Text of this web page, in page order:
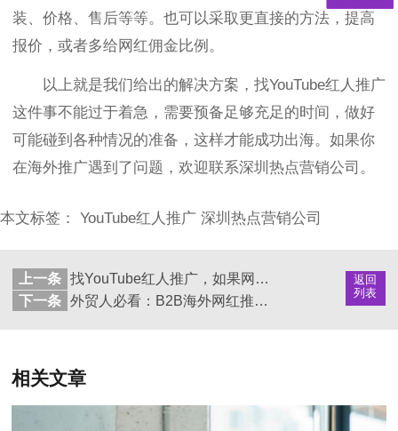
装、价格、售后等等。也可以采取更直接的方法，提高
报价，或者多给网红佣金比例。
以上就是我们给出的解决方案，找YouTube红人推广
这件事不能过于着急，需要预备足够充足的时间，做好
可能碰到各种情况的准备，这样才能成功出海。如果你
在海外推广遇到了问题，欢迎联系深圳热点营销公司。
本文标签： YouTube红人推广 深圳热点营销公司
返回
列表
上一条
找YouTube红人推广，如果网红不肯分享后台数据怎么办？
下一条
外贸人必看：B2B海外网红推广有哪些找红人的小技巧？
相关文章